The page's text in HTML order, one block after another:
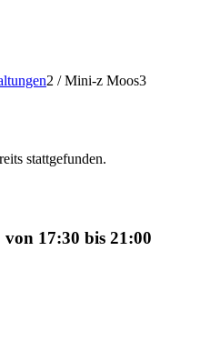
2 / Mini-z Moos3
stattgefunden.
17:30 bis 21:00